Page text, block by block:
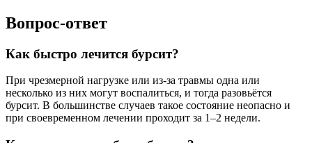
Вопрос-ответ
Как быстро лечится бурсит?
При чрезмерной нагрузке или из-за травмы одна или
несколько из них могут воспалиться, и тогда разовьётся
бурсит. В большинстве случаев такое состояние неопасно и
при своевременном лечении проходит за 1–2 недели.